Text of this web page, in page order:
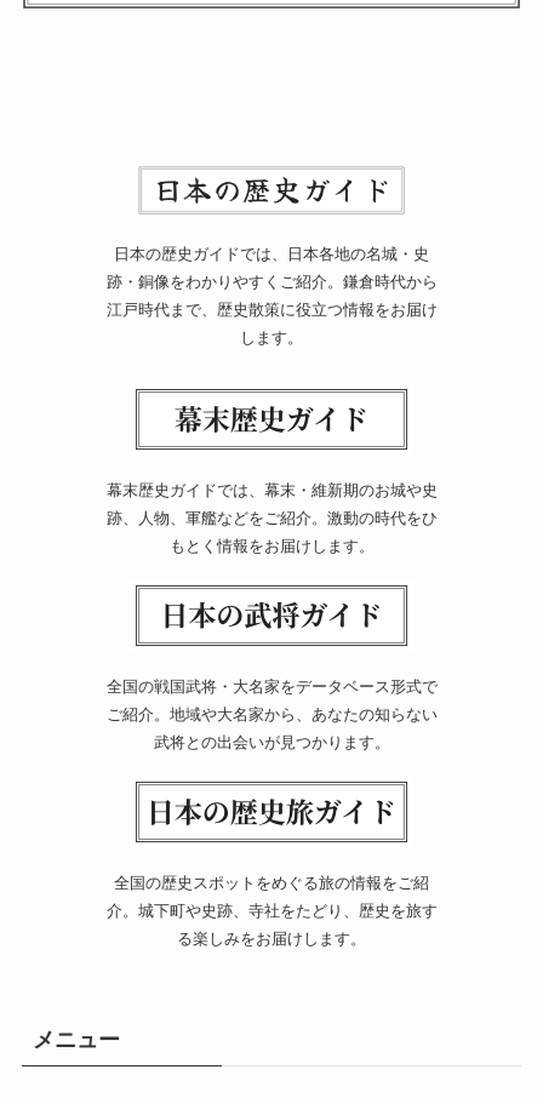
日本の歴史ガイドでは、日本各地の名城・史
跡・銅像をわかりやすくご紹介。鎌倉時代から
江戸時代まで、歴史散策に役立つ情報をお届け
します。
幕末歴史ガイドでは、幕末・維新期のお城や史
跡、人物、軍艦などをご紹介。激動の時代をひ
もとく情報をお届けします。
全国の戦国武将・大名家をデータベース形式で
ご紹介。地域や大名家から、あなたの知らない
武将との出会いが見つかります。
全国の歴史スポットをめぐる旅の情報をご紹
介。城下町や史跡、寺社をたどり、歴史を旅す
る楽しみをお届けします。
メニュー